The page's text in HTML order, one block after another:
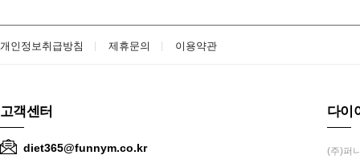
개인정보취급방침 제휴문의 이용약관
고객센터
diet365@funnym.co.kr
다이
(주)퍼